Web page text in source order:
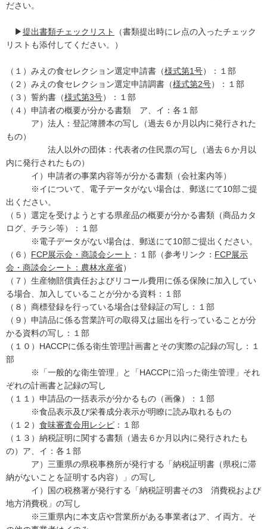
ださい。
▶提出書類チェックリスト
（書類提出時にレ点の入ったチェック
リストも添付してください。）
（１）みえの食セレクション選定申請書（様式第1号）：１部
（２）みえの食セレクション選定申請調書（様式第2号）：１部
（３）誓約書（様式第3号）：１部
（４）申請者の概要が分かる書類 ア、イ：各１部
ア）法人：登記簿謄本の写し（過去６か月以内に発行された
もの）
法人以外の団体：代表者の住民票の写し（過去６か月以
内に発行されたもの）
イ）申請者の事業内容等が分かる書類（会社案内等）
※イについて、電子データがない場合は、郵送にて10部ご提
出ください。
（５）選定を受けようとする県産品の概要が分かる書類（商品カタ
ログ、チラシ等）：１部
※電子データがない場合は、郵送にて10部ご提出ください。
（６） FCP展示会・商談会シート ：１部（参考リンク： FCP展示
会・商談会シート：農林水産省）
（７）生産物賠償責任およびリコール費用に係る保険に加入してい
る場合、加入していることが分かる資料：１部
（８）商標登録を行っている場合は登録証の写し：１部
（９）申請品に係る営業許可の取得又は届出を行っていることが分
かる資料の写し：１部
（１０）HACCPに係る衛生管理計画書とその実際の記録の写し：１
部
※「一般的な衛生管理」と「HACCPに沿った衛生管理」それ
ぞれの計画書と記録の写し
（１１）申請品の一括表示が分かるもの（画像）：１部
※食品表示及び栄養成分表示が明瞭に読み取れるもの
（１２） 食味審査会用レシピ ：１部
（１３）納税証明に関する書類（過去６か月以内に発行されたも
の）ア、イ：各１部
ア）三重県の県税事務所が発行する「納税証明書（県税に滞
納がないことを証明する内容）」の写し
イ）国の税務署が発行する「納税証明書その3 消費税および
地方消費税」の写し
※三重県内に本支店や営業所がある事業者はア、イ両方。そ